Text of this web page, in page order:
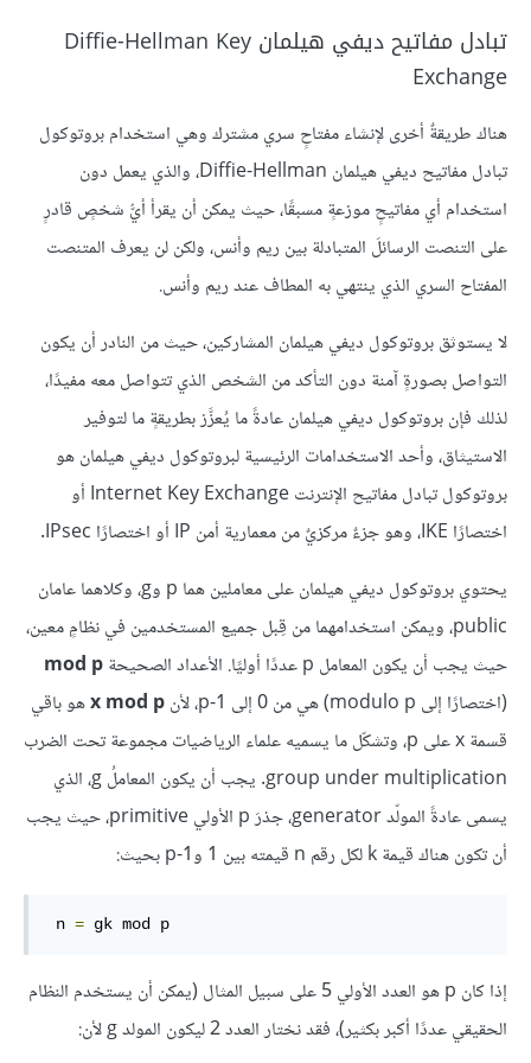
تبادل مفاتيح ديفي هيلمان Diffie-Hellman Key
Exchange
هناك طريقةٌ أخرى لإنشاء مفتاحٍ سري مشترك وهي استخدام بروتوكول
تبادل مفاتيح ديفي هيلمان Diffie-Hellman، والذي يعمل دون
استخدام أي مفاتيحٍ موزعةٍ مسبقًا، حيث يمكن أن يقرأ أيُّ شخصٍ قادرٍ
على التنصت الرسائلَ المتبادلة بين ريم وأنس، ولكن لن يعرف المتنصت
المفتاح السري الذي ينتهي به المطاف عند ريم وأنس.
لا يستوثق بروتوكول ديفي هيلمان المشاركين، حيث من النادر أن يكون
التواصل بصورةٍ آمنة دون التأكد من الشخص الذي تتواصل معه مفيدًا،
لذلك فإن بروتوكول ديفي هيلمان عادةً ما يُعزَّز بطريقةٍ ما لتوفير
الاستيثاق، وأحد الاستخدامات الرئيسية لبروتوكول ديفي هيلمان هو
بروتوكول تبادل مفاتيح الإنترنت Internet Key Exchange أو
اختصارًا IKE، وهو جزءٌ مركزيٌ من معمارية أمن IP أو اختصارًا IPsec.
يحتوي بروتوكول ديفي هيلمان على معاملين هما p وg، وكلاهما عامان
public، ويمكن استخدامهما من قِبل جميع المستخدمين في نظامٍ معين،
حيث يجب أن يكون المعامل p عددًا أوليًا. الأعداد الصحيحة
mod p
(اختصارًا إلى modulo p) هي من 0 إلى p-1، لأن
x mod pهو باقي
قسمة x على p، وتشكّل ما يسميه علماء الرياضيات مجموعة تحت الضرب
group under multiplication. يجب أن يكون المعاملُ g، الذي
يسمى عادةً المولّد generator، جذرَ p الأولي primitive، حيث يجب
أن تكون هناك قيمة k لكل رقم n قيمته بين 1 وp-1 بحيث:
n = gk mod p
إذا كان p هو العدد الأولي 5 على سبيل المثال (يمكن أن يستخدم النظام
الحقيقي عددًا أكبر بكثير)، فقد نختار العدد 2 ليكون المولد g لأن: